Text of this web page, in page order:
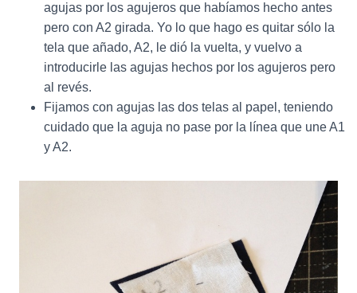
agujas por los agujeros que habíamos hecho antes
pero con A2 girada. Yo lo que hago es quitar sólo la
tela que añado, A2, le dió la vuelta, y vuelvo a
introducirle las agujas hechos por los agujeros pero
al revés.
Fijamos con agujas las dos telas al papel, teniendo
cuidado que la aguja no pase por la línea que une A1
y A2.